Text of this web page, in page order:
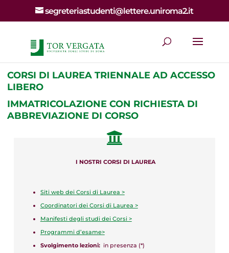
segreteriastudenti@lettere.uniroma2.it
CORSI DI LAUREA TRIENNALE AD ACCESSO
LIBERO
IMMATRICOLAZIONE CON RICHIESTA DI
ABBREVIAZIONE DI CORSO
I NOSTRI CORSI DI LAUREA
Siti web dei Corsi di Laurea >
Coordinatori dei Corsi di Laurea >
Manifesti degli studi dei Corsi >
Programmi d’esame>
Svolgimento lezioni: in presenza (*)